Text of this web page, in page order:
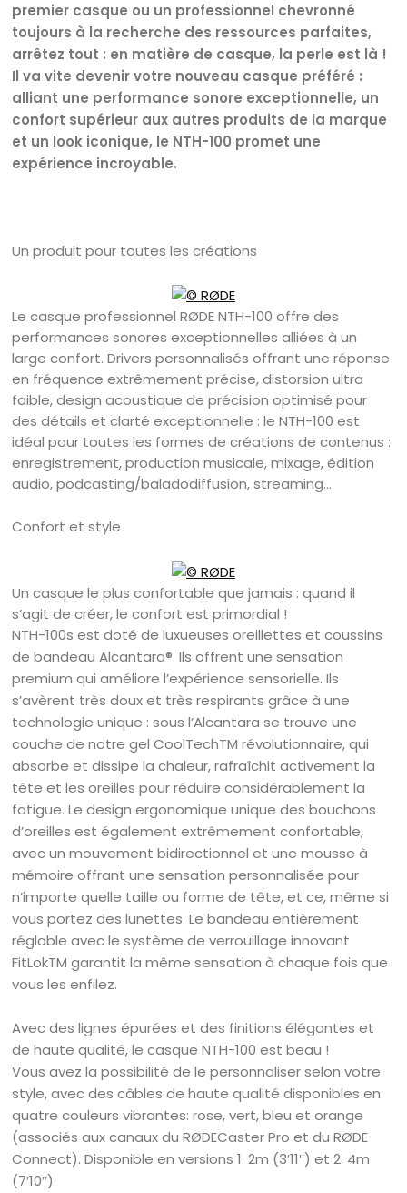
premier casque ou un professionnel chevronné
toujours à la recherche des ressources parfaites,
arrêtez tout : en matière de casque, la perle est là !
Il va vite devenir votre nouveau casque préféré :
alliant une performance sonore exceptionnelle, un
confort supérieur aux autres produits de la marque
et un look iconique, le NTH-100 promet une
expérience incroyable.
Un produit pour toutes les créations
Le casque professionnel RØDE NTH-100 offre des
performances sonores exceptionnelles alliées à un
large confort. Drivers personnalisés offrant une réponse
en fréquence extrêmement précise, distorsion ultra
faible, design acoustique de précision optimisé pour
des détails et clarté exceptionnelle : le NTH-100 est
idéal pour toutes les formes de créations de contenus :
enregistrement, production musicale, mixage, édition
audio, podcasting/baladodiffusion, streaming…
Confort et style
Un casque le plus confortable que jamais : quand il
s’agit de créer, le confort est primordial !
NTH-100s est doté de luxueuses oreillettes et coussins
de bandeau Alcantara®. Ils offrent une sensation
premium qui améliore l’expérience sensorielle. Ils
s’avèrent très doux et très respirants grâce à une
technologie unique : sous l’Alcantara se trouve une
couche de notre gel CoolTechTM révolutionnaire, qui
absorbe et dissipe la chaleur, rafraîchit activement la
tête et les oreilles pour réduire considérablement la
fatigue. Le design ergonomique unique des bouchons
d’oreilles est également extrêmement confortable,
avec un mouvement bidirectionnel et une mousse à
mémoire offrant une sensation personnalisée pour
n’importe quelle taille ou forme de tête, et ce, même si
vous portez des lunettes. Le bandeau entièrement
réglable avec le système de verrouillage innovant
FitLokTM garantit la même sensation à chaque fois que
vous les enfilez.
Avec des lignes épurées et des finitions élégantes et
de haute qualité, le casque NTH-100 est beau !
Vous avez la possibilité de le personnaliser selon votre
style, avec des câbles de haute qualité disponibles en
quatre couleurs vibrantes: rose, vert, bleu et orange
(associés aux canaux du RØDECaster Pro et du RØDE
Connect). Disponible en versions 1. 2m (3′11′′) et 2. 4m
(7′10′′).